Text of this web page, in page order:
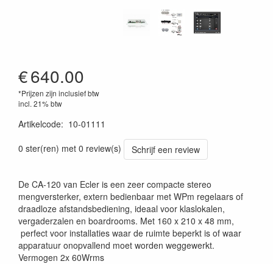
€640.00
*Prijzen zijn inclusief btw
incl. 21% btw
Artikelcode: 10-01111
0 ster(ren) met 0 review(s)
Schrijf een review
De CA-120 van Ecler is een zeer compacte stereo
mengversterker, extern bedienbaar met WPm regelaars of
draadloze afstandsbediening, ideaal voor klaslokalen,
vergaderzalen en boardrooms. Met 160 x 210 x 48 mm,
perfect voor installaties waar de ruimte beperkt is of waar
apparatuur onopvallend moet worden weggewerkt.
Vermogen 2x 60Wrms